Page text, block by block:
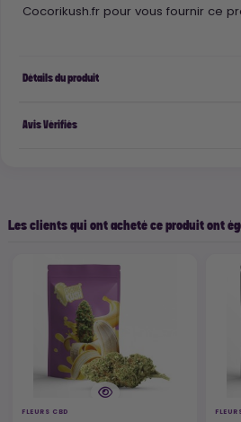
Cocorikush.fr pour vous fournir ce
Détails du produit
Avis Vérifiés
Les clients qui ont acheté ce produit ont
FLEURS CBD